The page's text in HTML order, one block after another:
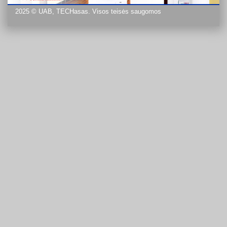
2025 © UAB, TECHasas. Visos teisės saugomos